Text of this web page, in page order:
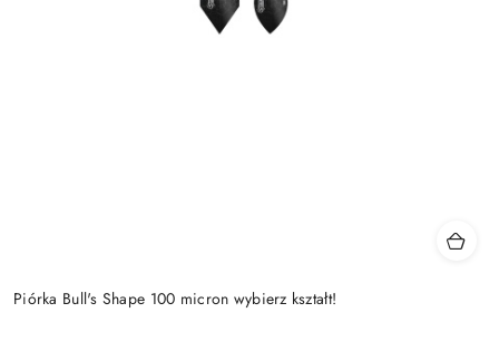
Piórka Bull's Shape 100 micron wybierz kształt!